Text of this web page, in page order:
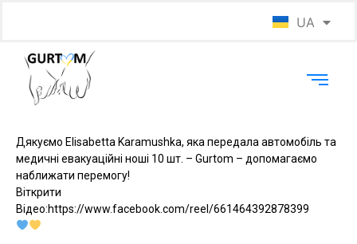
UA
EN
Дякуємо Elisabetta Karamushka, яка передала автомобіль та
медичні евакуаційні ноші 10 шт. – Gurtom – допомагаємо
наближати перемогу!
Віткрити
Відео:https://www.facebook.com/reel/661464392878399